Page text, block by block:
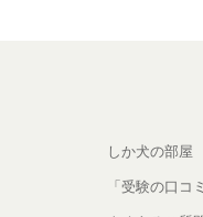
しか犬の部屋
「受験の口コ